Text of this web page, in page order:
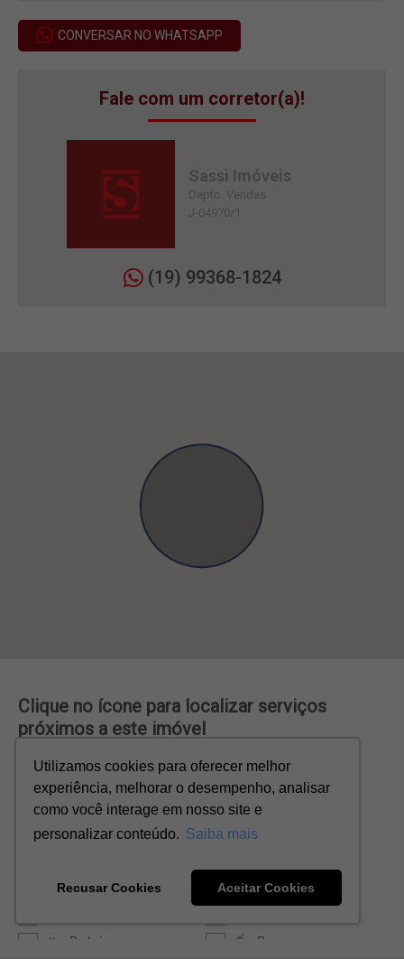
CONVERSAR NO WHATSAPP
Fale com um corretor(a)!
Sassi Imóveis
Depto. Vendas
J-04970/1
(19) 99368-1824